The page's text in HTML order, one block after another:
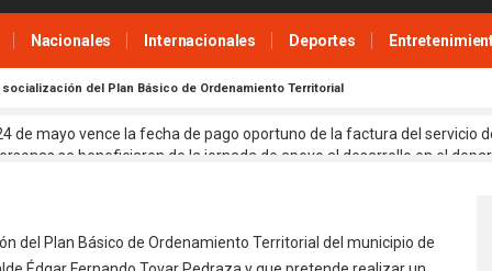
Nacionales Internacionales Deportes
del Plan Básico de Ordenamiento Territorial
de mayo vence la fecha de pago oportuno de la factura del servicio
se beneficiaron de la jornada de apoyo al desarrollo en el
Proceso De Socialización
Territorial
del Plan Básico de Ordenamiento Territorial del municipio de